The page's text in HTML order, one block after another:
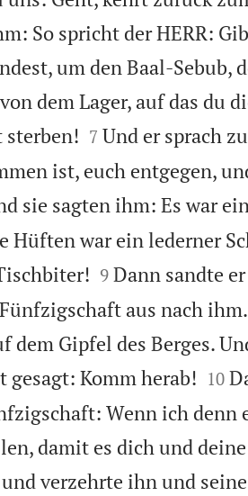
So spricht der HERR:
um den Baal-Sebub,
dem Lager, auf das du
sterben!
7 Und er sprach
ist, euch entgegen,
sie sagten ihm: Es war
Hüften war ein lederner

9 Dann sandte
aus nach
dem Gipfel des Berges.
gesagt: Komm herab!
10
Wenn ich denn
damit es dich und
verzehrte ihn und